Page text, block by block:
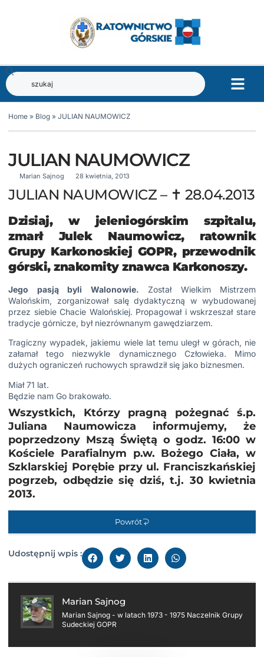
Home » Blog » JULIAN NAUMOWICZ
JULIAN NAUMOWICZ
Marian Sajnog 28 kwietnia, 2013
JULIAN NAUMOWICZ – ✝ 28.04.2013
Dzisiaj, w jeleniogórskim szpitalu,
zmarł Julek Naumowicz, ratownik
Grupy Karkonoskiej GOPR, przewodnik
górski, znakomity znawca Karkonoszy.
Jego pasją byli Walonowie. Został Wielkim Mistrzem
Walońskim, zorganizował salę dydaktyczną w wybudowanej
przez siebie Chacie Walońskiej. Propagował i wskrzeszał stare
tradycje górnicze, był niezrównanym gawędziarzem.
Tragiczny wypadek, jakiemu wiele lat temu uległ w górach, nie
załamał tego niezwykle dynamicznego Człowieka. Mimo
dużych ograniczeń ruchowych sprawdził się jako biznesmen.
Miał 71 lat.
Będzie nam Go brakowało.
Wszystkich, Którzy pragną pożegnać ś.p.
Juliana Naumowicza informujemy, że
poprzedzony Mszą Świętą o godz. 16:00 w
Kościele Parafialnym p.w. Bożego Ciała, w
Szklarskiej Porębie przy ul. Franciszkańskiej
pogrzeb, odbędzie się dziś, t.j. 30 kwietnia
2013.
Powrót
Udostępnij wpis :
Marian Sajnog
Marian Sajnog - w latach 1973 - 1975 Naczelnik Grupy
Sudeckiej GOPR